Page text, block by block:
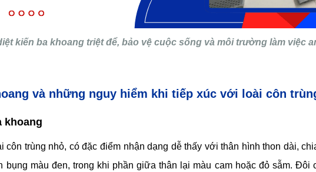
kiến ba khoang triệt để, bảo vệ cuộc sống và môi trường làm việc
và những nguy hiểm khi tiếp xúc với loài côn
khoang
côn trùng nhỏ, có đặc điểm nhận dạng dễ thấy với thân hình thon dài,
bụng màu đen, trong khi phần giữa thân lại màu cam hoặc đỏ sẫm.